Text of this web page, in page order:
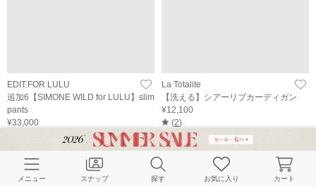
EDIT.FOR LULU
追加6【SIMONE WILD for LULU】slim
pants
¥33,000
La Totalite
【洗える】シアーリブカーディガン
¥12,100
(2)
メニュー スナップ 探す お気に入り カート